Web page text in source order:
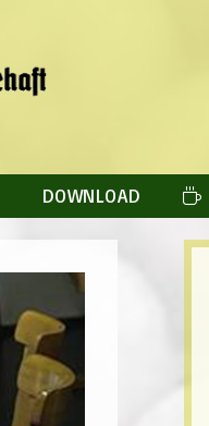
DOWNLOAD